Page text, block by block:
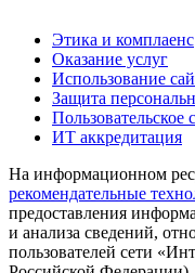
Этика и комплаенс
Оказание услуг
Использование
Защита
Пользовательское
ИТ аккредитация
На информационном
рекомендательные
предоставления
и анализа сведений,
пользователей сети